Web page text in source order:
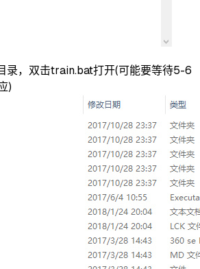
录，双击train.bat打开(可能要等待5-6
)